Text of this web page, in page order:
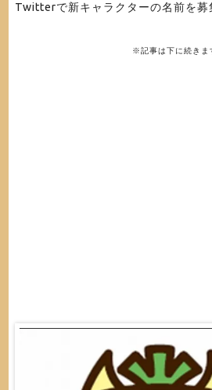
Twitterで新キャラクターの名前を募
※記事は下に続きま